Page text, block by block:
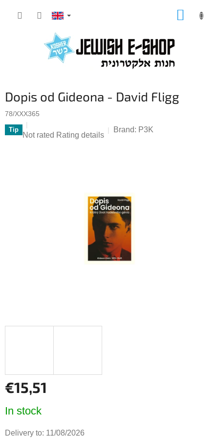
Dopis od Gideona - David Fligg
78/XXX365
Tip
The
Not rated Rating details
Brand: P3K
€15,51
price:
In stock
Delivery to: 11/08/2026